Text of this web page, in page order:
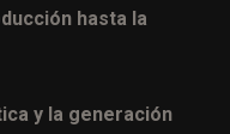
hasta la
y la generación